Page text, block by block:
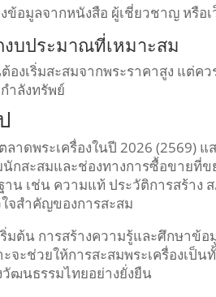
ข้อมูลจากหนังสือ ผู้เชี่ยวชาญ หรือ
งบประมาณที่เหมาะสม
องเริ่มสะสมจากพระราคาสูง แต่ค
ำลังทรัพย์
าดพระเครื่องในปี 2026 (2569) แ
กสะสมและช่องทางการซื้อขายที่
น เช่น ความแท้ ประวัติการสร้าง
จสำคัญของการสะสม
มต้น การสร้างความรู้และศึกษาข้
ะจะช่วยให้การสะสมพระเครื่องเป็
ฒนธรรมไทยอย่างยั่งยืน